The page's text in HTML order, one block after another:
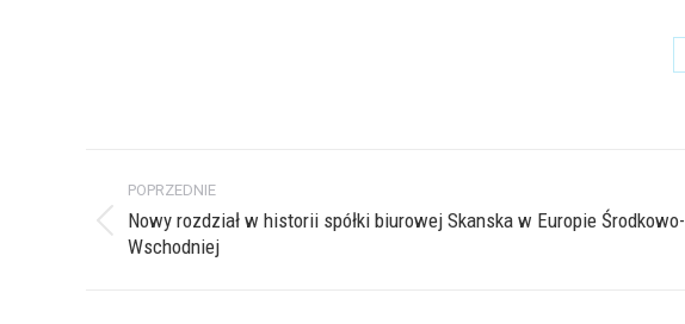
Nawigacja
wpisów
POPRZEDNIE
Poprzedni
Nowy rozdział w historii spółki biurowej Skanska w Europie Środkowo-
Wschodniej